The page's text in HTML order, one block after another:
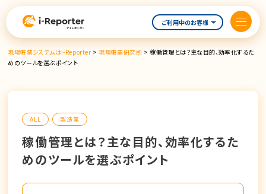
容
ご利用中のお客様
現場帳票システムはi-Reporter >現場帳票研究所 >稼働管理とは？主な目的、効率化するた
めのツールを選ぶポイント
ALL 製造業
稼働管理とは？主な目的、効率化するた
めのツールを選ぶポイント